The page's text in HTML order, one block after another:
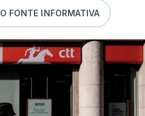
FONTE INFORMATIVA